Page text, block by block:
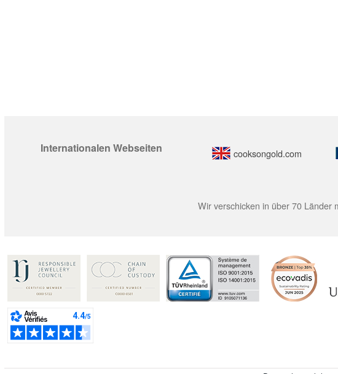
Internationalen Webseiten cooksongold.com
Wir verschicken in über 70 Länder